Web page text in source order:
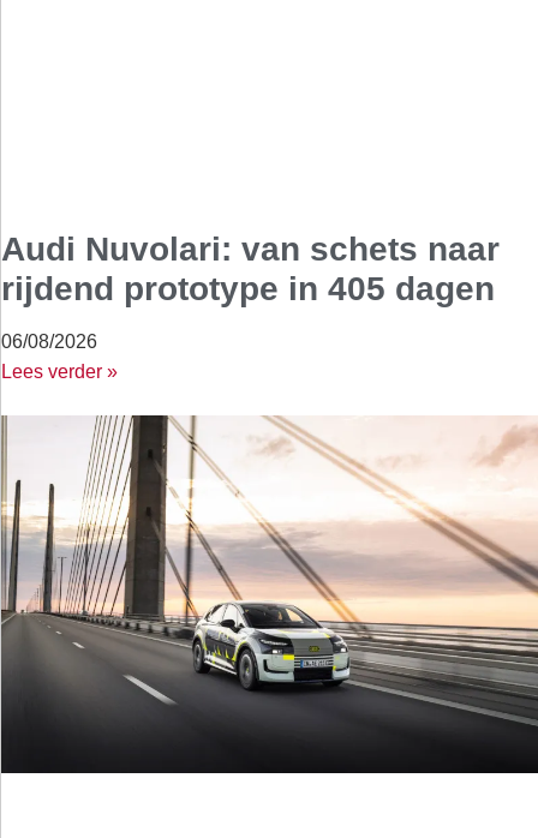
Audi Nuvolari: van schets naar
rijdend prototype in 405 dagen
06/08/2026
Lees verder »